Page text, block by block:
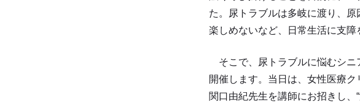
た。尿トラブルは多岐に渡り、
楽しめないなど、日常生活に支障
そこで、尿トラブルに悩むシニ
開催します。当日は、女性医療
関口由紀先生を講師にお招きし